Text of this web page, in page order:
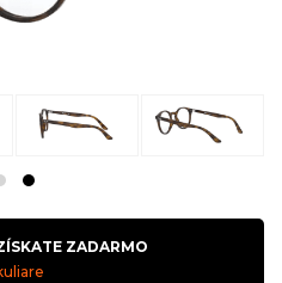
ZADARMO